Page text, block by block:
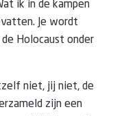
ik in de kampen
Je wordt
Holocaust onder
niet, jij niet, de
zijn een